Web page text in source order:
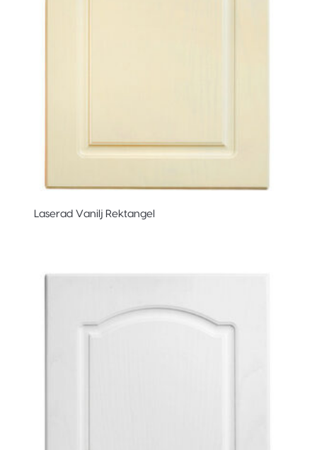
Laserad Vanilj Rektangel